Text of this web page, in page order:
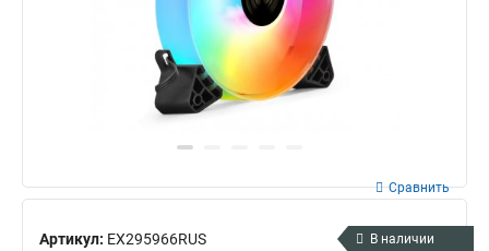
Артикул: EX295966RUS
Сравнить
В наличии